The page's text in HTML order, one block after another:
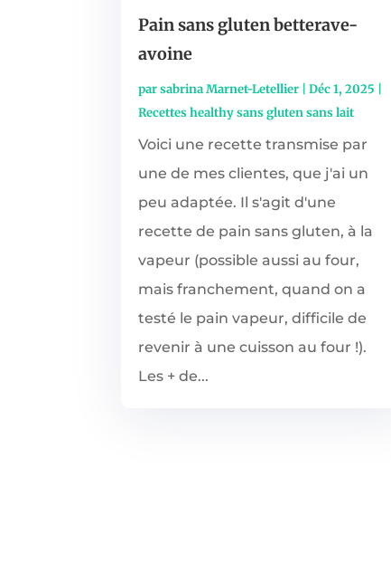
Pain sans gluten betterave-
avoine
parsabrina Marnet-Letellier |Déc 1, 2025
Recettes healthy sans gluten sans lait
Voici une recette transmise par
une de mes clientes, que j'ai un
peu adaptée. Il s'agit d'une
recette de pain sans gluten, à la
vapeur (possible aussi au four,
mais franchement, quand on a
testé le pain vapeur, difficile de
revenir à une cuisson au four !).
Les + de...